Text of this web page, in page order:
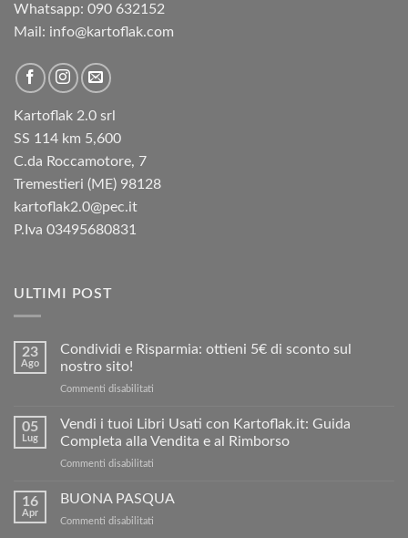
Whatsapp: 090 632152
Mail: info@kartoflak.com
Kartoflak 2.0 srl
SS 114 km 5,600
C.da Roccamotore, 7
Tremestieri (ME) 98128
kartoflak2.0@pec.it
P.Iva 03495680831
ULTIMI POST
23
Ago
Condividi e Risparmia: ottieni 5€ di sconto sul
nostro sito!
Commenti disabilitati
Risparmia:
sconto
05
Lug
Vendi i tuoi Libri Usati con Kartoflak.it: Guida
Completa alla Vendita e al Rimborso
Commenti disabilitati
i
tuoi
16
Apr
BUONA PASQUA
Commenti disabilitati